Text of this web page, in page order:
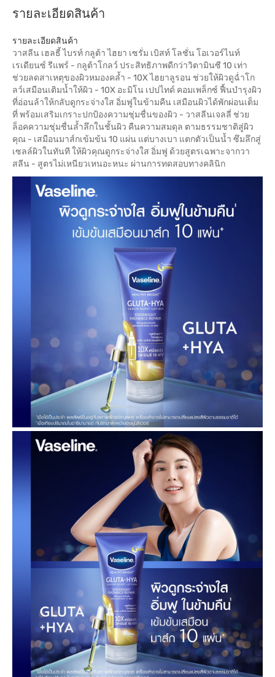
รายละเอียดสินค้า
รายละเอียดสินค้า
วาสลีน เฮลธี้ ไบรท์ กลูต้า ไฮยา เซรั่ม เบิสท์ โลชั่น โอเวอร์ไนท์
เรเดียนซ์ รีแพร์ - กลูต้าโกลว์ ประสิทธิภาพดีกว่าวิตามินซี 10 เท่า
ช่วยลดสาเหตุของผิวหมองคล้ำ - 10X ไฮยาลูรอน ช่วยให้ผิวดูฉ่ำโก
ลว์เสมือนเติมน้ำให้ผิว - 10X อะมิโน เปปไทด์ คอมเพล็กซ์ ฟื้นบำรุงผิว
ที่อ่อนล้าให้กลับดูกระจ่างใส อิ่มฟูในข้ามคืน เสมือนผิวได้พักผ่อนเต็ม
ที่ พร้อมเสริมเกราะปกป้องความชุ่มชื่นของผิว - วาสลีนเจลลี่ ช่วย
ล็อคความชุ่มชื่นล้ำลึกในชั้นผิว คืนความสมดุล ตามธรรมชาติสู่ผิว
คุณ - เสมือนมาส์กเข้มข้น 10 แผ่น แต่บางเบา แตกตัวเป็นน้ำ ซึมลึกสู่
เซลล์ผิวในทันที ให้ผิวคุณดูกระจ่างใส อิ่มฟู ด้วยสูตรเฉพาะจากวา
สลีน - สูตรไม่เหนียวเหนอะหนะ ผ่านการทดสอบทางคลินิก